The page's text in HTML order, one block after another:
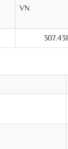
VN
307.431